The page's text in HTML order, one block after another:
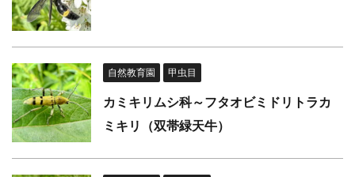
自然教育園 甲虫目
カミキリムシ科～フタオビミドリトラカ
ミキリ（双帯緑天牛）